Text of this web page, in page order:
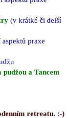
(v krátké či delší
praxe
a Tancem
retreatu. :-)